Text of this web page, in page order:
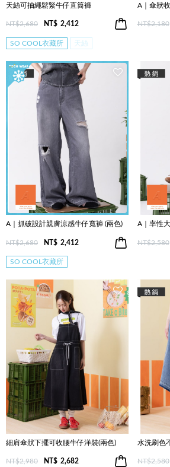
天絲可抽繩鬆緊牛仔直筒褲
NT$2,680 NT$ 2,412
SO COOL衣藏所 天絲
A｜傘狀
NT$2,180
A｜抓破設計親膚涼感牛仔寬褲 (兩色)
NT$2,680 NT$ 2,412
SO COOL衣藏所
A｜率性
NT$2,580
細肩傘狀下擺可收腰牛仔洋裝(兩色)
NT$2,980 NT$ 2,682
水洗刷色
NT$2,580